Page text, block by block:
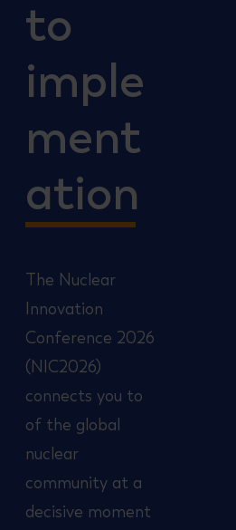
to
imple
ment
ation
The Nuclear
Innovation
Conference 2026
(NIC2026)
connects you to
of the global
nuclear
community at a
decisive moment